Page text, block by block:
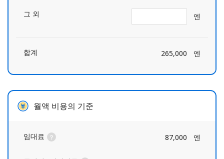
그 외 엔
합계 265,000 엔
월액 비용의 기준
임대료 87,000 엔